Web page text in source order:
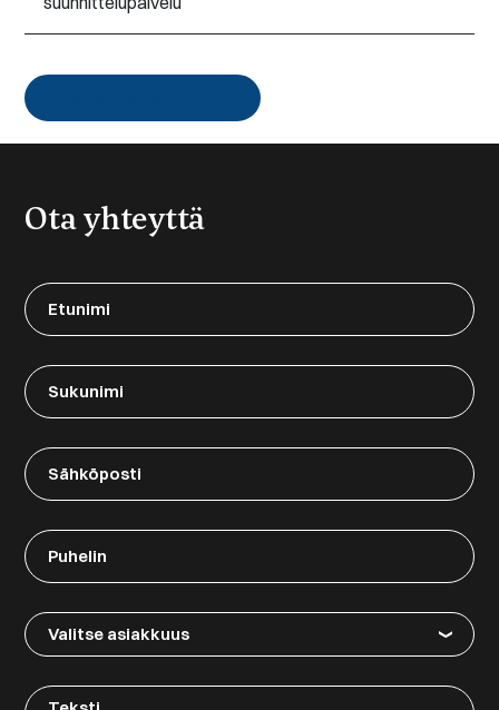
Ota yhteyttä
Etunimi
(Required)
Sukunimi
Sähköposti
Puhelin
Valitse
asiakkuus
Teksti